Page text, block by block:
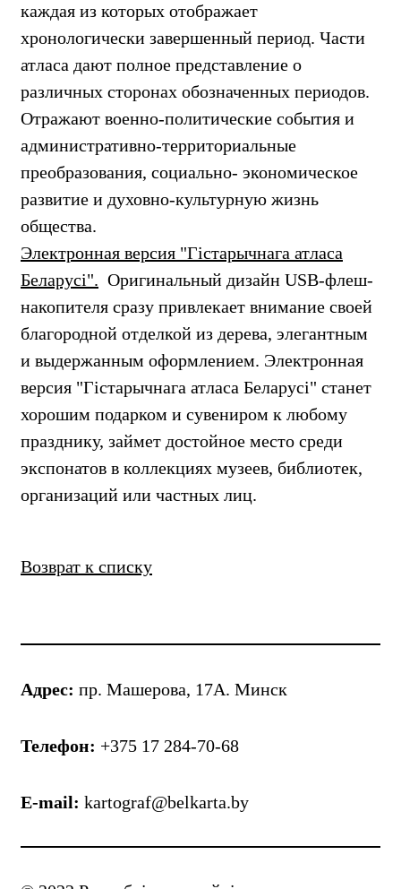
каждая из которых отображает
хронологически завершенный период. Части
атласа дают полное представление о
различных сторонах обозначенных периодов.
Отражают военно-политические события и
административно-территориальные
преобразования, социально- экономическое
развитие и духовно-культурную жизнь
общества.
Электронная версия "Гiстарычнага атласа
Беларусi". Оригинальный дизайн USB-флеш-
накопителя сразу привлекает внимание своей
благородной отделкой из дерева, элегантным
и выдержанным оформлением. Электронная
версия "Гiстарычнага атласа Беларусi" станет
хорошим подарком и сувениром к любому
празднику, займет достойное место среди
экспонатов в коллекциях музеев, библиотек,
организаций или частных лиц.
Возврат к списку
Адрес: пр. Машерова, 17А. Минск
Телефон: +375 17 284-70-68
E-mail: kartograf@belkarta.by